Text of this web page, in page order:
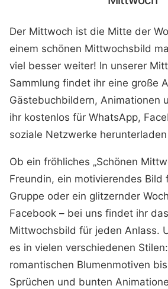
Der Mittwoch ist die Mitte der
einem schönen Mittwochsbild
viel besser weiter! In unserer
Sammlung findet ihr eine große
Gästebuchbildern, Animationen
ihr kostenlos für WhatsApp,
soziale Netzwerke
Ob ein fröhliches „Schönen
Freundin, ein motivierendes Bild
Gruppe oder ein glitzernder
Facebook – bei uns findet ihr
Mittwochsbild für jeden Anlass.
es in vielen verschiedenen
romantischen Blumenmotiven
Sprüchen und bunten